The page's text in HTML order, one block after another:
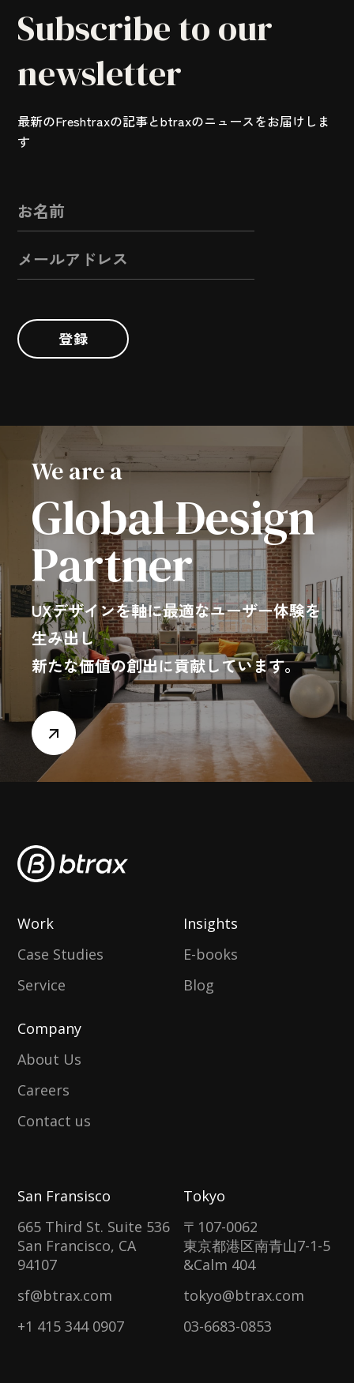
Subscribe to our
newsletter
最新のFreshtraxの記事とbtraxのニュースをお届けしま
す
登録
We are a
Global Design
Partner
UXデザインを軸に最適なユーザー体験を
生み出し
新たな価値の創出に貢献しています。
Work
Case Studies
Service
Insights
E-books
Blog
Company
About Us
Careers
Contact us
San Fransisco
665 Third St. Suite 536
San Francisco, CA
94107
sf@btrax.com
+1 415 344 0907
Tokyo
〒107-0062
東京都港区南青山7-1-5
&Calm 404
tokyo@btrax.com
03-6683-0853